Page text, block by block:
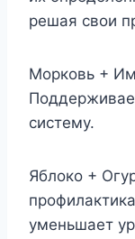
решая свои
Морковь +
систему.
Яблоко +
уменьшает